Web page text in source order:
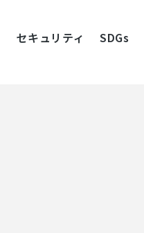
セキュリティ SDGs